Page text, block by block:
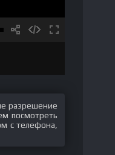
разрешение
посмотреть
с телефона,